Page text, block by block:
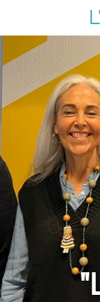
contenido
principal